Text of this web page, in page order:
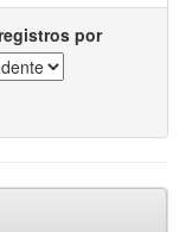
por